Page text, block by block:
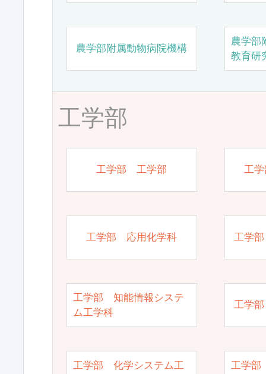
農学部附属動物病院機構
農学部
教育研
工学部
工学部 工学部 工
工学部 応用化学科 工学
工学部 知能情報システ
ム工学科
工学
工学部 化学システム工
工学部